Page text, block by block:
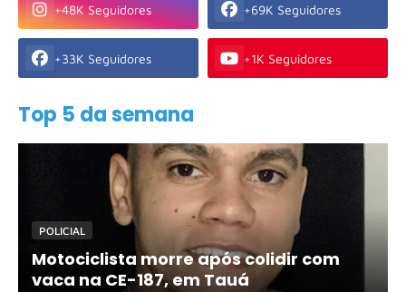
+48K Seguidores +69K Seguidores
+33K Seguidores +1K Seguidores
Top 5 da semana
POLICIAL
Motociclista morre após colidir com
vaca na CE-187, em Tauá